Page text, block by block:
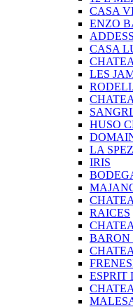
CASA
ENZO
CASA
LES
HUSO
LA
IRIS
RAICES
BARON
ESPRIT